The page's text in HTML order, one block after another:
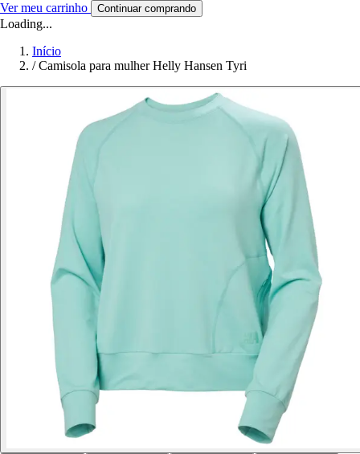
Ver meu carrinho Continuar comprando
Loading...
Início
/ Camisola para mulher Helly Hansen Tyri